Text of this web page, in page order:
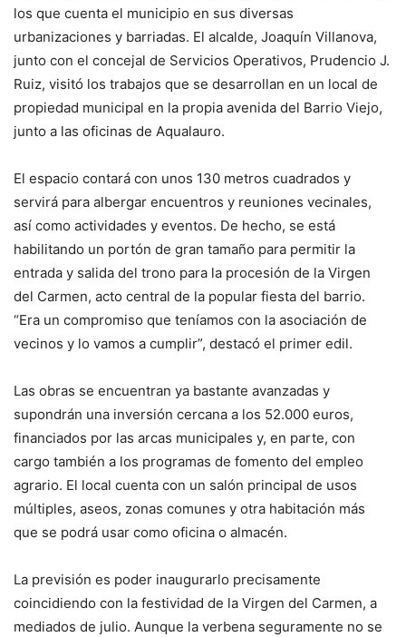
los que cuenta el municipio en sus diversas
urbanizaciones y barriadas. El alcalde, Joaquín Villanova,
junto con el concejal de Servicios Operativos, Prudencio J.
Ruiz, visitó los trabajos que se desarrollan en un local de
propiedad municipal en la propia avenida del Barrio Viejo,
junto a las oficinas de Aqualauro.
El espacio contará con unos 130 metros cuadrados y
servirá para albergar encuentros y reuniones vecinales,
así como actividades y eventos. De hecho, se está
habilitando un portón de gran tamaño para permitir la
entrada y salida del trono para la procesión de la Virgen
del Carmen, acto central de la popular fiesta del barrio.
“Era un compromiso que teníamos con la asociación de
vecinos y lo vamos a cumplir”, destacó el primer edil.
Las obras se encuentran ya bastante avanzadas y
supondrán una inversión cercana a los 52.000 euros,
financiados por las arcas municipales y, en parte, con
cargo también a los programas de fomento del empleo
agrario. El local cuenta con un salón principal de usos
múltiples, aseos, zonas comunes y otra habitación más
que se podrá usar como oficina o almacén.
La previsión es poder inaugurarlo precisamente
coincidiendo con la festividad de la Virgen del Carmen, a
mediados de julio. Aunque la verbena seguramente no se